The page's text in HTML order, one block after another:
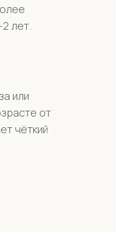
лет.
или
от
чёткий